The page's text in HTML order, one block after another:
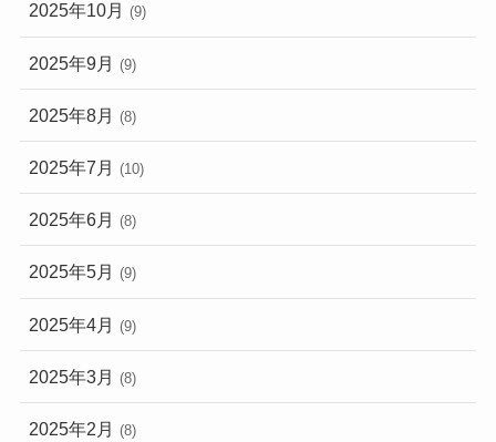
2025年10月 (9)
2025年9月 (9)
2025年8月 (8)
2025年7月 (10)
2025年6月 (8)
2025年5月 (9)
2025年4月 (9)
2025年3月 (8)
2025年2月 (8)